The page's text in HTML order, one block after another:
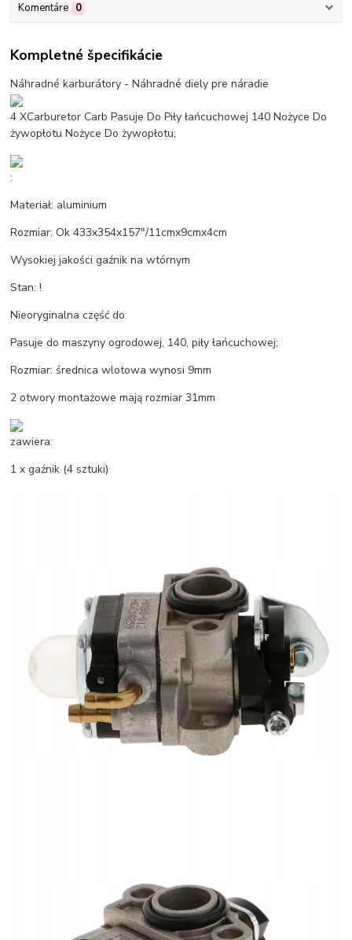
Komentáre 0
Kompletné špecifikácie
Náhradné karburátory - Náhradné diely pre náradie
4 XCarburetor Carb Pasuje Do Piły łańcuchowej 140 Nożyce Do
żywopłotu Nożyce Do żywopłotu;
:
Materiał: aluminium
Rozmiar: Ok 433x354x157"/11cmx9cmx4cm
Wysokiej jakości gaźnik na wtórnym
Stan: !
Nieoryginalna część do
Pasuje do maszyny ogrodowej, 140, piły łańcuchowej;
Rozmiar: średnica wlotowa wynosi 9mm
2 otwory montażowe mają rozmiar 31mm
zawiera:
1 x gaźnik (4 sztuki)